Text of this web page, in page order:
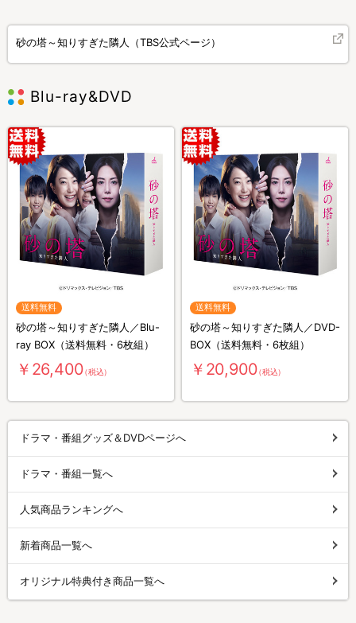
砂の塔～知りすぎた隣人（TBS公式ページ）
Blu-ray&DVD
送料無料
砂の塔～知りすぎた隣人／Blu-
ray BOX（送料無料・6枚組）
￥26,400（税込）
送料無料
砂の塔～知りすぎた隣人／DVD-
BOX（送料無料・6枚組）
￥20,900（税込）
ドラマ・番組グッズ＆DVDページへ
ドラマ・番組一覧へ
人気商品ランキングへ
新着商品一覧へ
オリジナル特典付き商品一覧へ